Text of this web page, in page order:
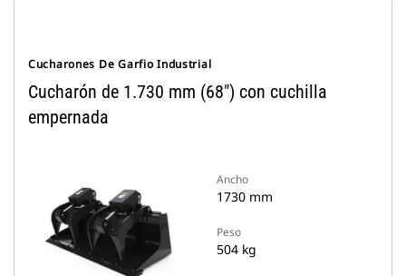
Cucharones De Garfio Industrial
Cucharón de 1.730 mm (68") con cuchilla
empernada
Ancho
1730 mm
Peso
504 kg